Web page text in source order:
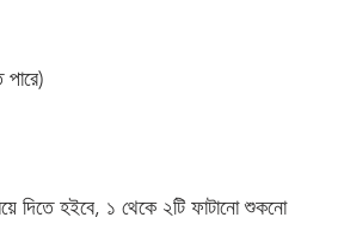
দিতে হইবে, ১ থেকে ২টি ফাটানো শুকনো